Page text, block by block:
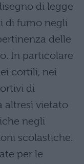
di legge
di fumo negli
delle
In particolare
cortili, nei
di
altresì vietato
negli
scolastiche.
per le